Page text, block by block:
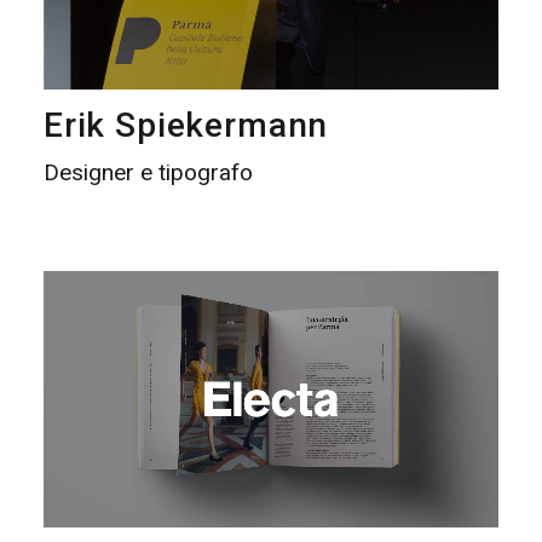
Erik Spiekermann
Designer e tipografo